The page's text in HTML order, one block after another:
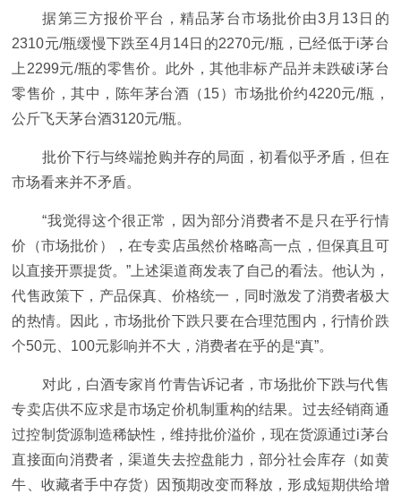
据第三方报价平台，精品茅台市场批价由3月13日的
2310元/瓶缓慢下跌至4月14日的2270元/瓶，已经低于i茅台
上2299元/瓶的零售价。此外，其他非标产品并未跌破i茅台
零售价，其中，陈年茅台酒（15）市场批价约4220元/瓶，
公斤飞天茅台酒3120元/瓶。
批价下行与终端抢购并存的局面，初看似乎矛盾，但在
市场看来并不矛盾。
“我觉得这个很正常，因为部分消费者不是只在乎行情
价（市场批价），在专卖店虽然价格略高一点，但保真且可
以直接开票提货。”上述渠道商发表了自己的看法。他认为，
代售政策下，产品保真、价格统一，同时激发了消费者极大
的热情。因此，市场批价下跌只要在合理范围内，行情价跌
个50元、100元影响并不大，消费者在乎的是“真”。
对此，白酒专家肖竹青告诉记者，市场批价下跌与代售
专卖店供不应求是市场定价机制重构的结果。过去经销商通
过控制货源制造稀缺性，维持批价溢价，现在货源通过i茅台
直接面向消费者，渠道失去控盘能力，部分社会库存（如黄
牛、收藏者手中存货）因预期改变而释放，形成短期供给增